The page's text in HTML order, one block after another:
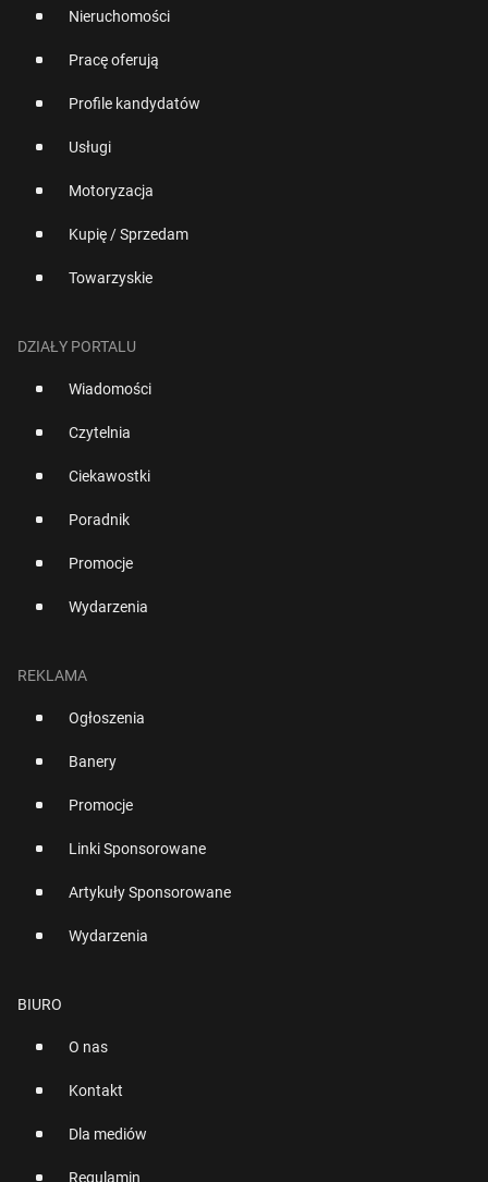
Nieruchomości
Pracę oferują
Profile kandydatów
Usługi
Motoryzacja
Kupię / Sprzedam
Towarzyskie
DZIAŁY PORTALU
Wiadomości
Czytelnia
Ciekawostki
Poradnik
Promocje
Wydarzenia
REKLAMA
Ogłoszenia
Banery
Promocje
Linki Sponsorowane
Artykuły Sponsorowane
Wydarzenia
BIURO
O nas
Kontakt
Dla mediów
Regulamin